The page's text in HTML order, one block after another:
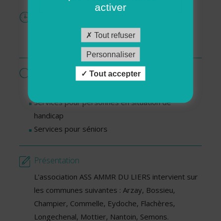
Lundi : De 14h00 à 17h00
Mercredi : De 09h00 à 12h00
Services proposés par cette association
Services pour personnes en situation de
handicap
Services pour séniors
Présentation
L'association ASS AMMR DU LIERS intervient sur
les communes suivantes : Arzay, Bossieu,
Champier, Commelle, Eydoche, Flachères,
Longechenal, Mottier, Nantoin, Semons.
activer
Tout refuser
Personnaliser
Tout accepter